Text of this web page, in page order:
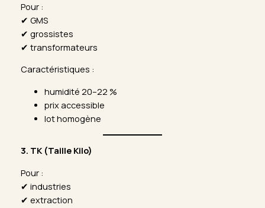
Pour :
✔ GMS
✔ grossistes
✔ transformateurs
Caractéristiques :
humidité 20–22 %
prix accessible
lot homogène
3. TK (Taille Kilo)
Pour :
✔ industries
✔ extraction